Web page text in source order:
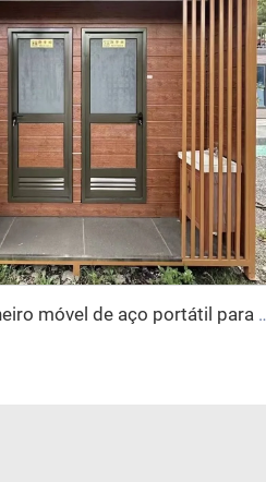
cabine de banheiro móvel de aço portátil para uso